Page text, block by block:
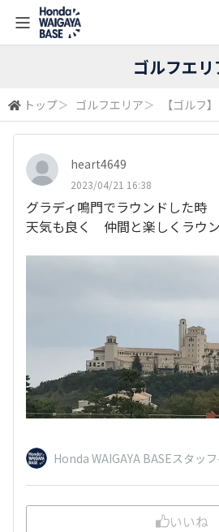
ゴルフエリ
トップ＞ ゴルフエリア＞ 【ゴルフ
heart4649
2023/04/21 16:38
グラディ鳴門でラウンドした時
天気も良く 仲間と楽しくラウン
Honda WAIGAYA BASEスタッフ
いいね